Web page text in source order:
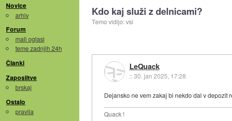
Novice
arhiv
Forum
mali oglasi
teme zadnjih 24h
Članki
Zaposlitve
brskaj
Ostalo
pravila
Kdo kaj služi z delnicami?
Temo vidijo: vsi
LeQuack
::30. jan 2025, 17:28
Dejansko ne vem zakaj bi nekdo dal v depozit
Quack !